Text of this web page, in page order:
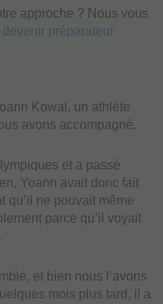
approche ? Nous vous
devenir préparateur
Kowal, un athlète
avons accompagné.
et a passé
Yoann avait donc fait
qu’il ne pouvait même
parce qu’il voyait
et bien nous l’avons
mois plus tard, il a